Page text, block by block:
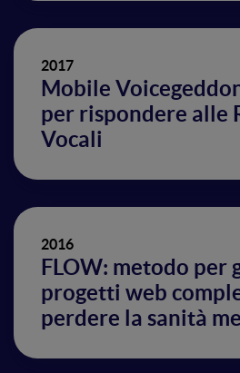
2017
Mobile
per rispondere alle
Vocali
2016
FLOW: metodo per
progetti web
perdere la sanità